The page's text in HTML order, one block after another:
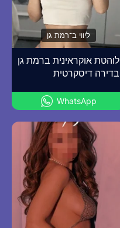
ליווי ב־רמת גן
לוהטת אוקראינית ברמת גן
בדירה דיסקרטית
WhatsApp